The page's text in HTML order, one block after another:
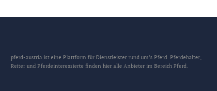
pferd-austria ist eine Plattform für Dienstleister rund um’s Pferd. Pferdehalter,
Reiter und Pferdeinteressierte finden hier alle Anbieter im Bereich Pferd.